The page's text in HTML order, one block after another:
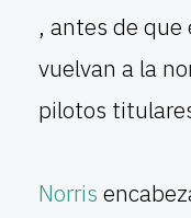
, antes de que
vuelvan a la
pilotos
Norris